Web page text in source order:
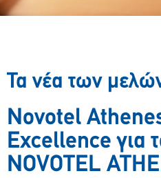
Τα νέα των
Novotel
Excellence για
NOVOTEL